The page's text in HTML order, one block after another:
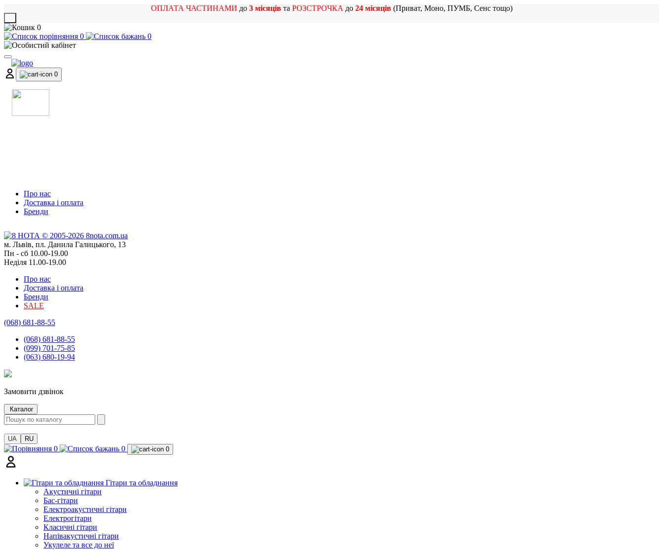
ОПЛАТА ЧАСТИНАМИ до 3 місяцівта РОЗСТРОЧКА до 24 місяців(Приват, Моно, ПУМБ, Сенс тощо)
0
0
0
0
Про нас
Доставка і оплата
Бренди
м. Львів, пл. Данила Галицького, 13
Пн - сб 10.00-19.00
Неділя 11.00-19.00
Про нас
Доставка і оплата
Бренди
SALE
(068) 681-88-55
(068) 681-88-55
(099) 701-75-85
(063) 680-19-94
Замовити дзвінок
Каталог
UA RU
0 0 0
Гітари та обладнання
Акустичні гітари
Бас-гітари
Електроакустичні гітари
Електрогітари
Класичні гітари
Напівакустичні гітари
Укулеле та все до неї